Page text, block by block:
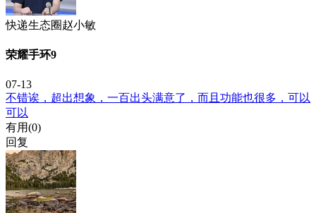
快递生态圈赵小敏
荣耀手环9
07-13
不错诶，超出想象，一百出头满意了，而且功能也很多，可以
可以
有用(0)
回复